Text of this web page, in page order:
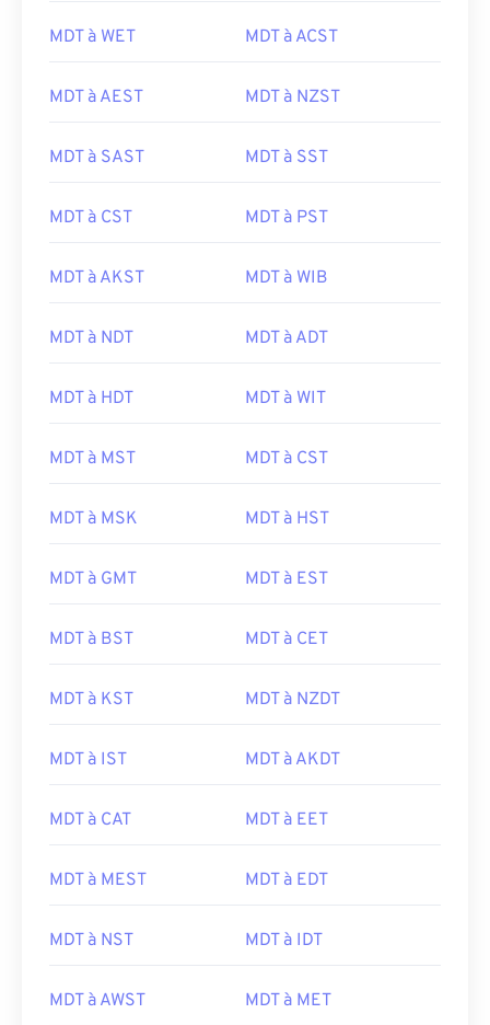
MDT à WET MDT à ACST
MDT à AEST MDT à NZST
MDT à SAST MDT à SST
MDT à CST MDT à PST
MDT à AKST MDT à WIB
MDT à NDT MDT à ADT
MDT à HDT MDT à WIT
MDT à MST MDT à CST
MDT à MSK MDT à HST
MDT à GMT MDT à EST
MDT à BST MDT à CET
MDT à KST MDT à NZDT
MDT à IST MDT à AKDT
MDT à CAT MDT à EET
MDT à MEST MDT à EDT
MDT à NST MDT à IDT
MDT à AWST MDT à MET